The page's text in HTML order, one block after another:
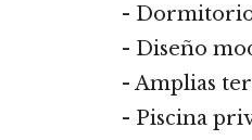
-
- Diseño
- Amplias
- Piscina